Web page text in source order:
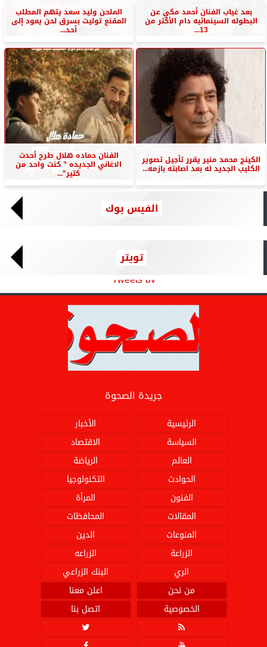
بعد غياب الفنان أحمد مكي عن
البطوله السينمائيه دام الأكثر من
13...
الملحن وليد سعد يتهم المطلب
المقنع توليت بسرق لحن يعود إلى
أحد...
الكينج محمد منير يقرر تأجيل تصوير
الكليب الجديد له بعد اصابته بازمه...
الفنان حماده هلال طرح أحدث
الاغاني الجديده ” كنت واحد من
كتير”...
الفيس بوك
تويتر
Tweets by
جريدة الصحوة
الرئيسية
الأخبار
السياسة
الاقتصاد
العالم
الرياضة
الحوادث
التكنولوجيا
الفنون
المرأة
المقالات
المحافظات
المنوعات
الدين
الزراعة
الزراعه
الري
البنك الزراعي
من نحن
اعلن معنا
الخصوصية
اتصل بنا

